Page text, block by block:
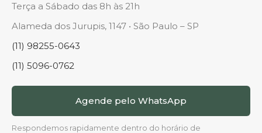
Terça a Sábado das 8h às 21h
Alameda dos Jurupis, 1147 • São Paulo – SP
(11) 98255-0643
(11) 5096-0762
Agende pelo WhatsApp
Respondemos rapidamente dentro do horário de